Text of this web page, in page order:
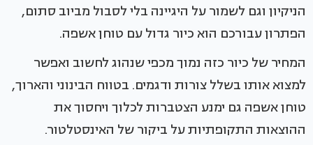
הניקיון וגם לשמור על היגיינה בלי לסבול מביוב סתום,
הפתרון עבורכם הוא כיור גדול עם טוחן אשפה.
המחיר של כיור כזה נמוך מכפי שנהוג לחשוב ואפשר
למצוא אותו בשלל צורות ודגמים. בטווח הבינוני והארוך,
טוחן אשפה גם ימנע הצטברות לכלוך ויחסוך את
ההוצאות התקופתיות על ביקור של האינסטלטור.